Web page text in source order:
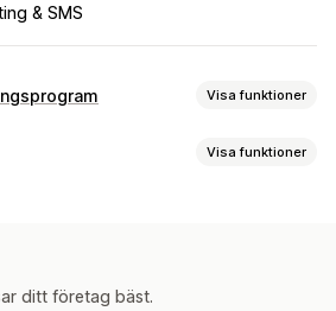
& SMS
Visa funktioner
erbjuda
Visa funktioner
Rabatter på hela varukorgen
ditt företag bäst.